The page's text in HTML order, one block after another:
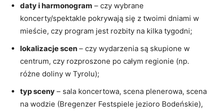
daty i harmonogram – czy wybrane
koncerty/spektakle pokrywają się z twoimi dniami w
mieście, czy program jest rozbity na kilka tygodni;
lokalizacje scen – czy wydarzenia są skupione w
centrum, czy rozproszone po całym regionie (np.
różne doliny w Tyrolu);
typ sceny – sala koncertowa, scena plenerowa, scena
na wodzie (Bregenzer Festspiele jezioro Bodeńskie),